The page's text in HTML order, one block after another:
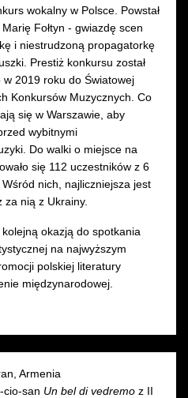
wokalny w Polsce. Powstał
Fołtyn - gwiazdę scen
i niestrudzoną propagatorkę
Prestiż konkursu został
2019 roku do Światowej
Konkursów Muzycznych. Co
się w Warszawie, aby
wybitnymi
Do walki o miejsce na
się 112 uczestników z 6
nich, najliczniejsza jest
nią z Ukrainy.
okazją do spotkania
na najwyższym
polskiej literatury
międzynarodowej.
Armenia
cio-san Un bel di vedremo z II